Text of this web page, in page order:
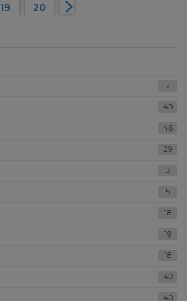
19
20
7
49
46
29
3
5
18
19
18
40
40